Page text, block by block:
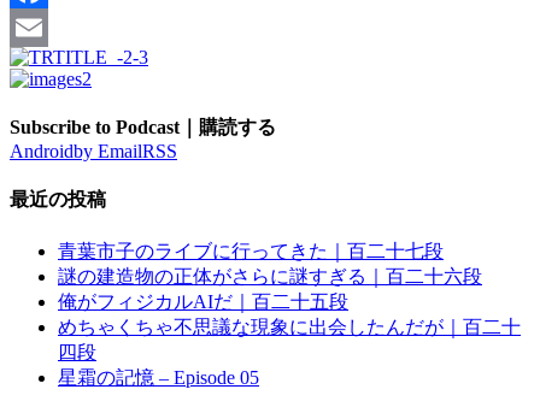
Facebook
Email
Subscribe to Podcast｜購読する
Androidby EmailRSS
最近の投稿
青葉市子のライブに行ってきた｜百二十七段
謎の建造物の正体がさらに謎すぎる｜百二十六段
俺がフィジカルAIだ｜百二十五段
めちゃくちゃ不思議な現象に出会したんだが｜百二十
四段
星霜の記憶 – Episode 05